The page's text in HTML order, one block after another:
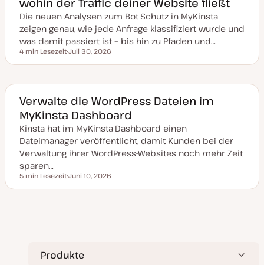
u
a
i
s
i
e
Die neuen Analysen zum Bot-Schutz in MyKinsta
zeigen genau, wie jede Anfrage klassifiziert wurde und
was damit passiert ist – bis hin zu Pfaden und…
Lesezeit
4 min Lesezeit
a
u
k
t
u
a
i
s
r
Juli 30, 2026
Verwalte die WordPress Dateien im
MyKinsta Dashboard
Kinsta hat im MyKinsta-Dashboard einen
Dateimanager veröffentlicht, damit Kunden bei der
Verwaltung ihrer WordPress-Websites noch mehr Zeit
sparen…
Lesezeit
5 min Lesezeit
a
a
l
Juni 10, 2026
Produkte